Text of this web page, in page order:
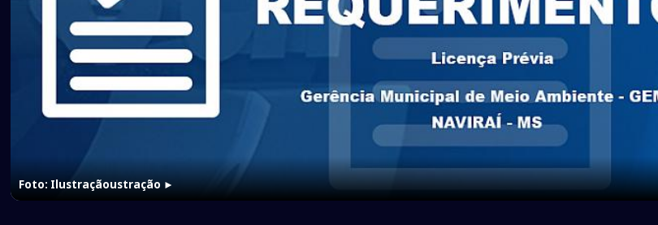
Foto: Ilustraçãoustração ►